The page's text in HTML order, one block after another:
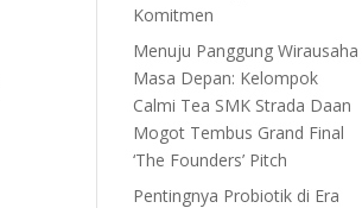
Komitmen
Menuju Panggung Wirausaha
Masa Depan: Kelompok
Calmi Tea SMK Strada Daan
Mogot Tembus Grand Final
‘The Founders’ Pitch
Pentingnya Probiotik di Era